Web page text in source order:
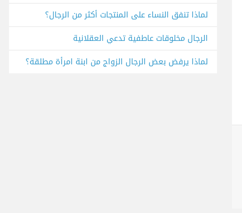
لماذا تنفق النساء على المنتجات أكثر من الرجال؟
الرجال مخلوقات عاطفية تدعي العقلانية
لماذا يرفض بعض الرجال الزواج من ابنة امرأة مطلقة؟